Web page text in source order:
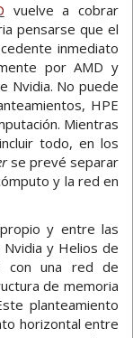
vuelve a cobrar
pensarse que el
inmediato
por AMD y
Nvidia. No puede
HPE
Mientras
todo, en los
se prevé separar
y la red en
y entre las
y Helios de
con una red de
de memoria
planteamiento
horizontal entre